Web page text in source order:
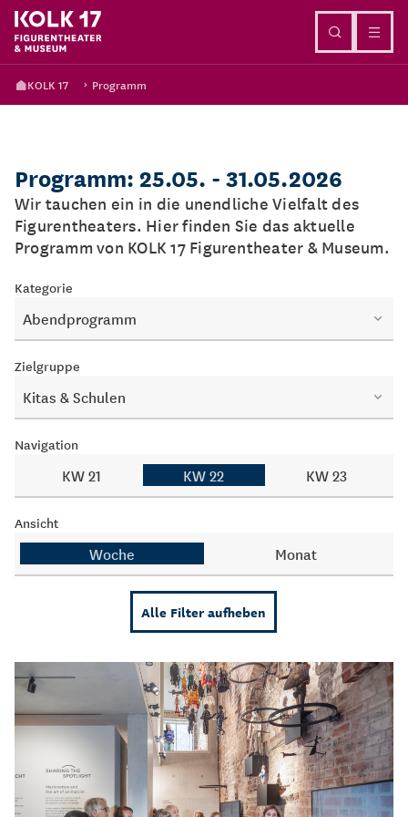
KOLK 17 Programm
Programm: 25.05. - 31.05.2026
Wir tauchen ein in die unendliche Vielfalt des
Figurentheaters. Hier finden Sie das aktuelle
Programm von KOLK 17 Figurentheater & Museum.
Kategorie
Abendprogramm
Zielgruppe
Kitas & Schulen
Navigation
KW 21 KW 22 KW 23
Ansicht
Woche Monat
Alle Filter aufheben